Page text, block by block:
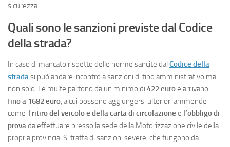
sicurezza.
Quali sono le sanzioni previste dal Codice
della strada?
In caso di mancato rispetto delle norme sancite dal Codice della
stradasi può andare incontro a sanzioni di tipo amministrativo ma
non solo. Le multe partono da un minimo di 422 euroe arrivano
fino a 1682 euro, a cui possono aggiungersi ulteriori ammende
come il ritiro del veicolo e della carta di circolazione e l’obbligo di
provada effettuare presso la sede della Motorizzazione civile della
propria provincia. Si tratta di sanzioni severe, che fungono da